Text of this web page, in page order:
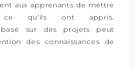
aux apprenants de mettre
qu’ils ont appris.
basé sur des projets peut
des connaissances de